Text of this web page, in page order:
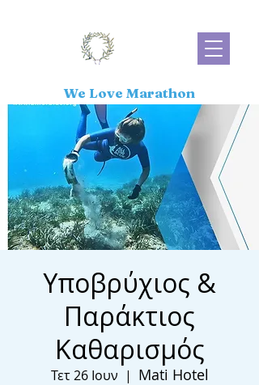
We Love Marathon
Υποβρύχιος &
Παράκτιος
Καθαρισμός
Τετ 26 Ιουν
  |
Mati Hotel